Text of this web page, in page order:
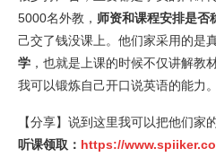
5000名外教， 师资和课程安排是否
己交了钱没课上。他们家采用的是
学 ，也就是上课的时候不仅讲解教
我可以锻炼自己开口说英语的能力。
【分享】说到这里我可以把他们家
听课领取： https://